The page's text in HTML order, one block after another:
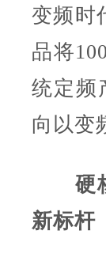
变频时
品将
统定频
向以变
硬
新标杆